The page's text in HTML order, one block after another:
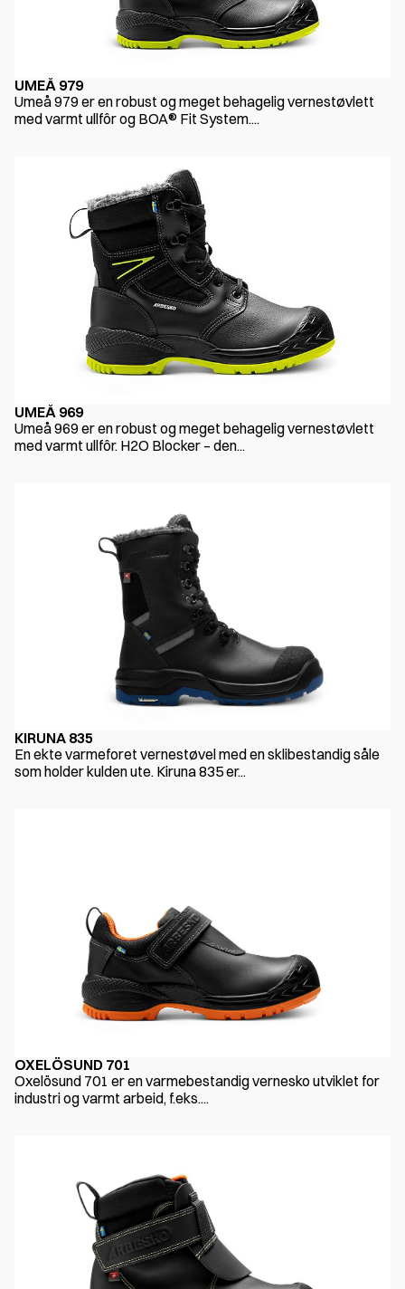
UMEÅ 979
Umeå 979 er en robust og meget behagelig vernestøvlett
med varmt ullfôr og BOA® Fit System....
UMEÅ 969
Umeå 969 er en robust og meget behagelig vernestøvlett
med varmt ullfôr. H2O Blocker – den...
KIRUNA 835
En ekte varmeforet vernestøvel med en sklibestandig såle
som holder kulden ute. Kiruna 835 er...
OXELÖSUND 701
Oxelösund 701 er en varmebestandig vernesko utviklet for
industri og varmt arbeid, f.eks....